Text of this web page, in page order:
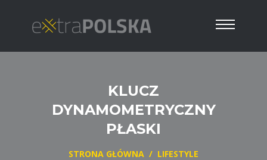
KLUCZ
DYNAMOMETRYCZNY
PŁASKI
STRONA GŁÓWNA / LIFESTYLE